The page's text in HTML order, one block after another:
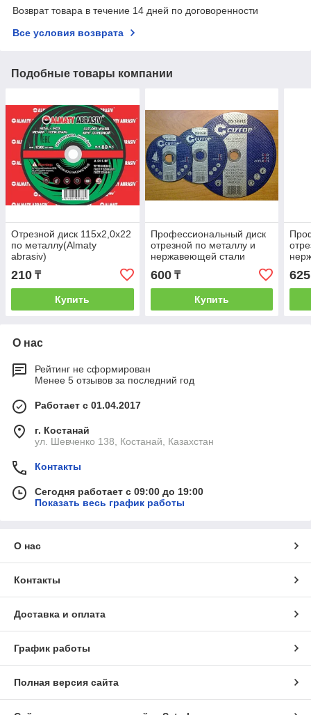
Возврат товара в течение 14 дней по договоренности
Все условия возврата
Подобные товары компании
Отрезной диск 115х2,0х22
по металлу(Almaty
abrasiv)
210 ₸
Купить
Профессиональный диск
отрезной по металлу и
нержавеющей стали
Cutop Profi Т41-150 х 2,5 х
22,2 мм
600₸
Купить
625
О нас
Рейтинг не сформирован
Менее 5 отзывов за последний год
Работает с 01.04.2017
г. Костанай
ул. Шевченко 138, Костанай, Казахстан
Контакты
Сегодня работает с 09:00 до 19:00
Показать весь график работы
О нас
Контакты
Доставка и оплата
График работы
Полная версия сайта